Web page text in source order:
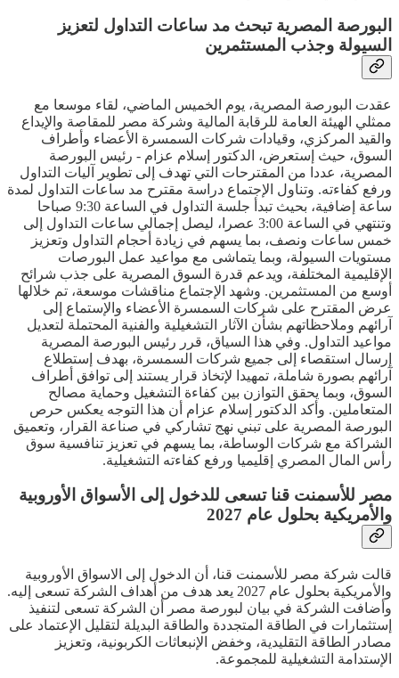
البورصة المصرية تبحث مد ساعات التداول لتعزيز
السيولة وجذب المستثمرين
عقدت البورصة المصرية، يوم الخميس الماضي، لقاء موسعا مع
ممثلي الهيئة العامة للرقابة المالية وشركة مصر للمقاصة والإيداع
والقيد المركزي، وقيادات شركات السمسرة الأعضاء وأطراف
السوق، حيث إستعرض، الدكتور إسلام عزام - رئيس البورصة
المصرية، عددا من المقترحات التي تهدف إلى تطوير آليات التداول
ورفع كفاءته. وتناول الإجتماع دراسة مقترح مد ساعات التداول لمدة
ساعة إضافية، بحيث تبدأ جلسة التداول في الساعة 9:30 صباحا
وتنتهي في الساعة 3:00 عصرا، ليصل إجمالي ساعات التداول إلى
خمس ساعات ونصف، بما يسهم في زيادة أحجام التداول وتعزيز
مستويات السيولة، وبما يتماشى مع مواعيد عمل البورصات
الإقليمية المختلفة، ويدعم قدرة السوق المصرية على جذب شرائح
أوسع من المستثمرين. وشهد الإجتماع مناقشات موسعة، تم خلالها
عرض المقترح على شركات السمسرة الأعضاء والإستماع إلى
آرائهم وملاحظاتهم بشأن الآثار التشغيلية والفنية المحتملة لتعديل
مواعيد التداول. وفي هذا السياق، قرر رئيس البورصة المصرية
إرسال استقصاء إلى جميع شركات السمسرة، بهدف إستطلاع
آرائهم بصورة شاملة، تمهيدا لإتخاذ قرار يستند إلى توافق أطراف
السوق، وبما يحقق التوازن بين كفاءة التشغيل وحماية مصالح
المتعاملين. وأكد الدكتور إسلام عزام أن هذا التوجه يعكس حرص
البورصة المصرية على تبني نهج تشاركي في صناعة القرار، وتعميق
الشراكة مع شركات الوساطة، بما يسهم في تعزيز تنافسية سوق
رأس المال المصري إقليميا ورفع كفاءته التشغيلية.
مصر للأسمنت قنا تسعى للدخول إلى الأسواق الأوروبية
والأمريكية بحلول عام 2027
قالت شركة مصر للأسمنت قنا، أن الدخول إلى الاسواق الأوروبية
والأمريكية بحلول عام 2027 يعد هدف من أهداف الشركة تسعى إليه.
وأضافت الشركة في بيان لبورصة مصر أن الشركة تسعى لتنفيذ
إستثمارات في الطاقة المتجددة والطاقة البديلة لتقليل الإعتماد على
مصادر الطاقة التقليدية، وخفض الإنبعاثات الكربونية، وتعزيز
الإستدامة التشغيلية للمجموعة.